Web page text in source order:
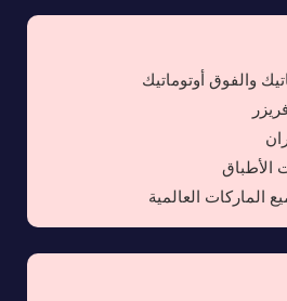
والفوق أوتوماتيك
العالمية